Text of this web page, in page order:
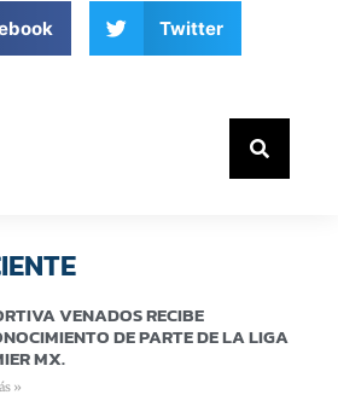
Twitter
VENADOS RECIBE
DE PARTE DE LA LIGA
MX.
»